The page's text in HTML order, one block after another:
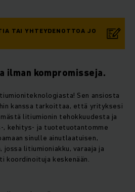
TAI YHTEYDENOTTOA JO
ilman kompromisseja.
Sen ansiosta
kanssa tarkoittaa, että yrityksesi
litiumionin tehokkuudesta ja
, kehitys- ja tuotetuotantomme
sinulle ainutlaatuisen,
litiumioniakku, varaaja ja
koordinoituja keskenään.